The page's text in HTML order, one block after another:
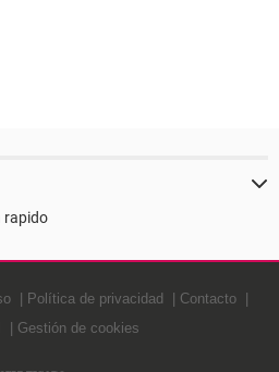
rapido
Política de privacidad
Contacto
Gestión de cookies